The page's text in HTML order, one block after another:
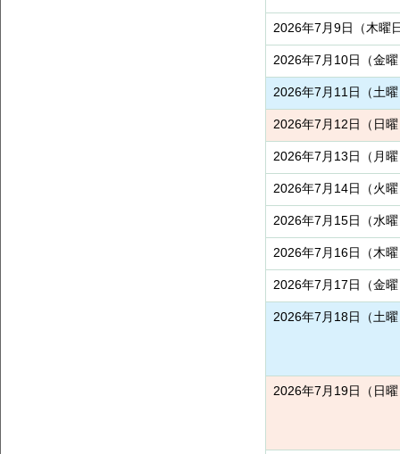
2026年7月9日（木曜
2026年7月10日（金
2026年7月11日（土
2026年7月12日（日
2026年7月13日（月
2026年7月14日（火
2026年7月15日（水
2026年7月16日（木
2026年7月17日（金
2026年7月18日（土
2026年7月19日（日